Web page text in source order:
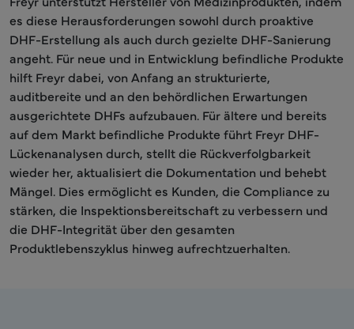
es diese Herausforderungen sowohl durch proaktive
DHF-Erstellung als auch durch gezielte DHF-Sanierung
angeht. Für neue und in Entwicklung befindliche Produkte
hilft Freyr dabei, von Anfang an strukturierte,
auditbereite und an den behördlichen Erwartungen
ausgerichtete DHFs aufzubauen. Für ältere und bereits
auf dem Markt befindliche Produkte führt Freyr DHF-
Lückenanalysen durch, stellt die Rückverfolgbarkeit
wieder her, aktualisiert die Dokumentation und behebt
Mängel. Dies ermöglicht es Kunden, die Compliance zu
stärken, die Inspektionsbereitschaft zu verbessern und
die DHF-Integrität über den gesamten
Produktlebenszyklus hinweg aufrechtzuerhalten.